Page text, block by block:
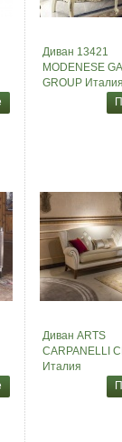
Диван 13421
MODENESE
GROUP Италия
Диван ARTS
CARPANELLI
Италия